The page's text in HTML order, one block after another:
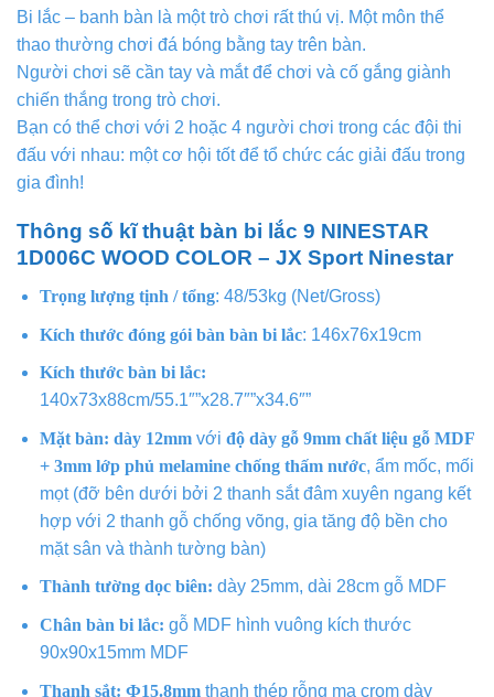
Bi lắc – banh bàn là một trò chơi rất thú vị. Một môn thể
thao thường chơi đá bóng bằng tay trên bàn.
Người chơi sẽ cần tay và mắt để chơi và cố gắng giành
chiến thắng trong trò chơi.
Bạn có thể chơi với 2 hoặc 4 người chơi trong các đội thi
đấu với nhau: một cơ hội tốt để tổ chức các giải đấu trong
gia đình!
Thông số kĩ thuật bàn bi lắc 9 NINESTAR
1D006C WOOD COLOR – JX Sport Ninestar
Trọng lượng tịnh / tổng: 48/53kg (Net/Gross)
Kích thước đóng gói bàn bàn bi lắc: 146x76x19cm
Kích thước bàn bi lắc:
140x73x88cm/55.1″”x28.7″”x34.6″”
Mặt bàn: dày 12mmvới độ dày gỗ 9mm chất liệu gỗ MDF
+ 3mm lớp phủ melamine chống thấm nước, ẩm mốc, mối
mọt (đỡ bên dưới bởi 2 thanh sắt đâm xuyên ngang kết
hợp với 2 thanh gỗ chống võng, gia tăng độ bền cho
mặt sân và thành tường bàn)
Thành tường dọc biên: dày 25mm, dài 28cm gỗ MDF
Chân bàn bi lắc: gỗ MDF hình vuông kích thước
90x90x15mm MDF
Thanh sắt: Ф15.8mmthanh thép rỗng mạ crom dày